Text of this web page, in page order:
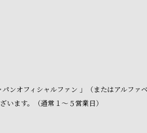
オフィシャルファン 」（またはアルファ
ます。（通常１～５営業日）